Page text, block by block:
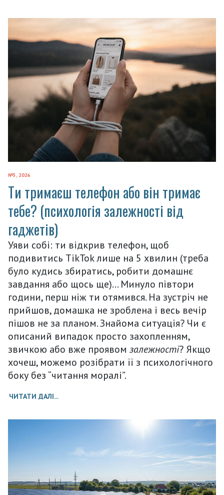
№5, 2026
Ти тримаєш телефон або він тримає
тебе? (психологія залежності від
гаджетів)
Уяви собі: ти відкрив телефон, щоб
подивитись TikTok лише на 5 хвилин (треба
було кудись збиратись, робити домашнє
завдання або щось ще)… Минуло півтори
години, перш ніж ти отямився. На зустріч не
прийшов, домашка не зроблена і весь вечір
пішов не за планом. Знайома ситуація? Чи є
описаний випадок просто захопленням,
звичкою або вже проявом залежності? Якщо
хочеш, можемо розібрати її з психологічного
боку без “читання моралі”.
ЧИТАТИ ДАЛІ...